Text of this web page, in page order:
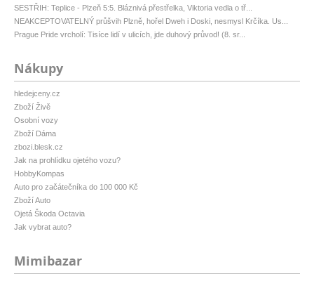
SESTŘIH: Teplice - Plzeň 5:5. Bláznivá přestřelka, Viktoria vedla o tř...
NEAKCEPTOVATELNÝ průšvih Plzně, hořel Dweh i Doski, nesmysl Krčíka. Us...
Prague Pride vrcholí: Tisíce lidí v ulicích, jde duhový průvod! (8. sr...
Nákupy
hledejceny.cz
Zboží Živě
Osobní vozy
Zboží Dáma
zbozi.blesk.cz
Jak na prohlídku ojetého vozu?
HobbyKompas
Auto pro začátečníka do 100 000 Kč
Zboží Auto
Ojetá Škoda Octavia
Jak vybrat auto?
Mimibazar